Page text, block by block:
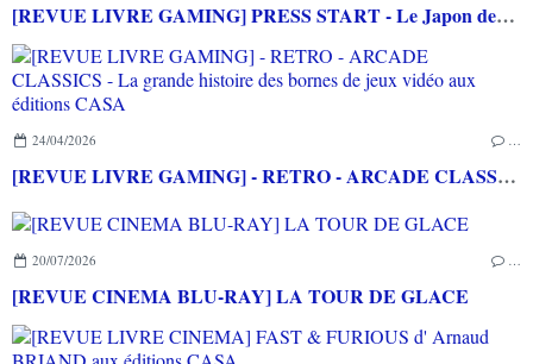
[REVUE LIVRE GAMING] PRESS START - Le Japon des jeux vidéo aux éditions NUINUI
24/04/2026 …
[REVUE LIVRE GAMING] - RETRO - ARCADE CLASSICS - La grande histoire des bornes de jeux vidéo aux éditions CASA
20/07/2026 …
[REVUE CINEMA BLU-RAY] LA TOUR DE GLACE